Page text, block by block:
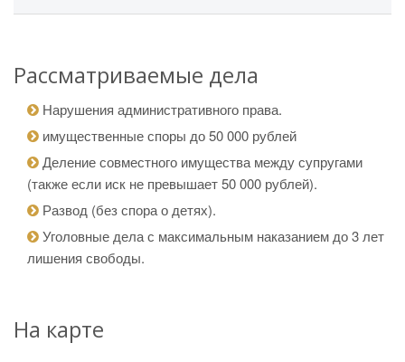
Рассматриваемые дела
Нарушения административного права.
имущественные споры до 50 000 рублей
Деление совместного имущества между супругами
(также если иск не превышает 50 000 рублей).
Развод (без спора о детях).
Уголовные дела с максимальным наказанием до 3 лет
лишения свободы.
На карте